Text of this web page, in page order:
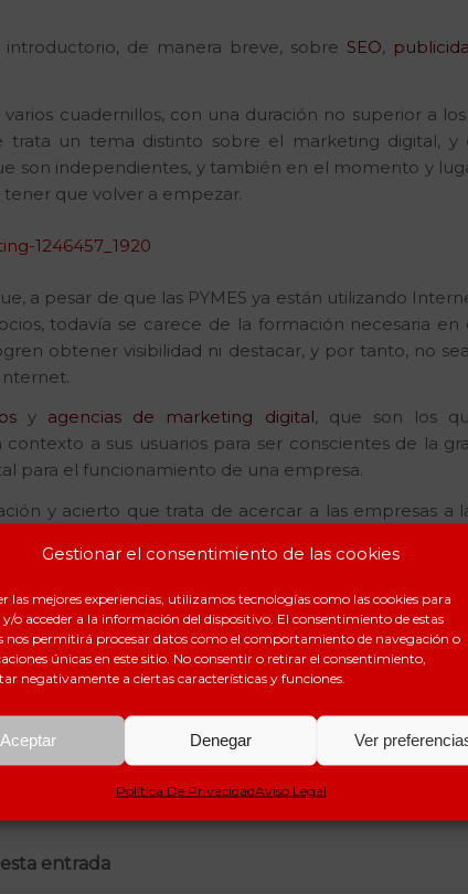
Gestionar el consentimiento de las cookies
las mejores experiencias, utilizamos tecnologías como las cookies para
o acceder a la información del dispositivo. El consentimiento de estas
nos permitirá procesar datos como el comportamiento de navegación o
únicas en este sitio. No consentir o retirar el consentimiento,
negativamente a ciertas características y funciones.
Aceptar Denegar Ver
Política De PrivacidadAviso Legal
de manera breve, sobre SEO,
cuadernillos, con una duración no superior a los
trata un tema distinto sobre el marketing digital, y
son independientes, y también en el momento y
que volver a empezar.
a pesar de que las PYMES ya están utilizando
todavía se carece de la formación necesaria en
obtener visibilidad ni destacar, y por tanto, no
y agencias de marketing digital, que son los
a sus usuarios para ser conscientes de la
para el funcionamiento de una empresa.
y acierto que trata de acercar a las empresas a
A pesar de su reciente lanzamiento, parece
ya cuenta con millones de descargas.
de ecommerce o marketing digitalpuedes
entrada